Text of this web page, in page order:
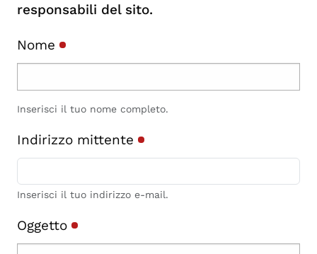
responsabili del sito.
Nome
Inserisci il tuo nome completo.
Indirizzo mittente
Inserisci il tuo indirizzo e-mail.
Oggetto